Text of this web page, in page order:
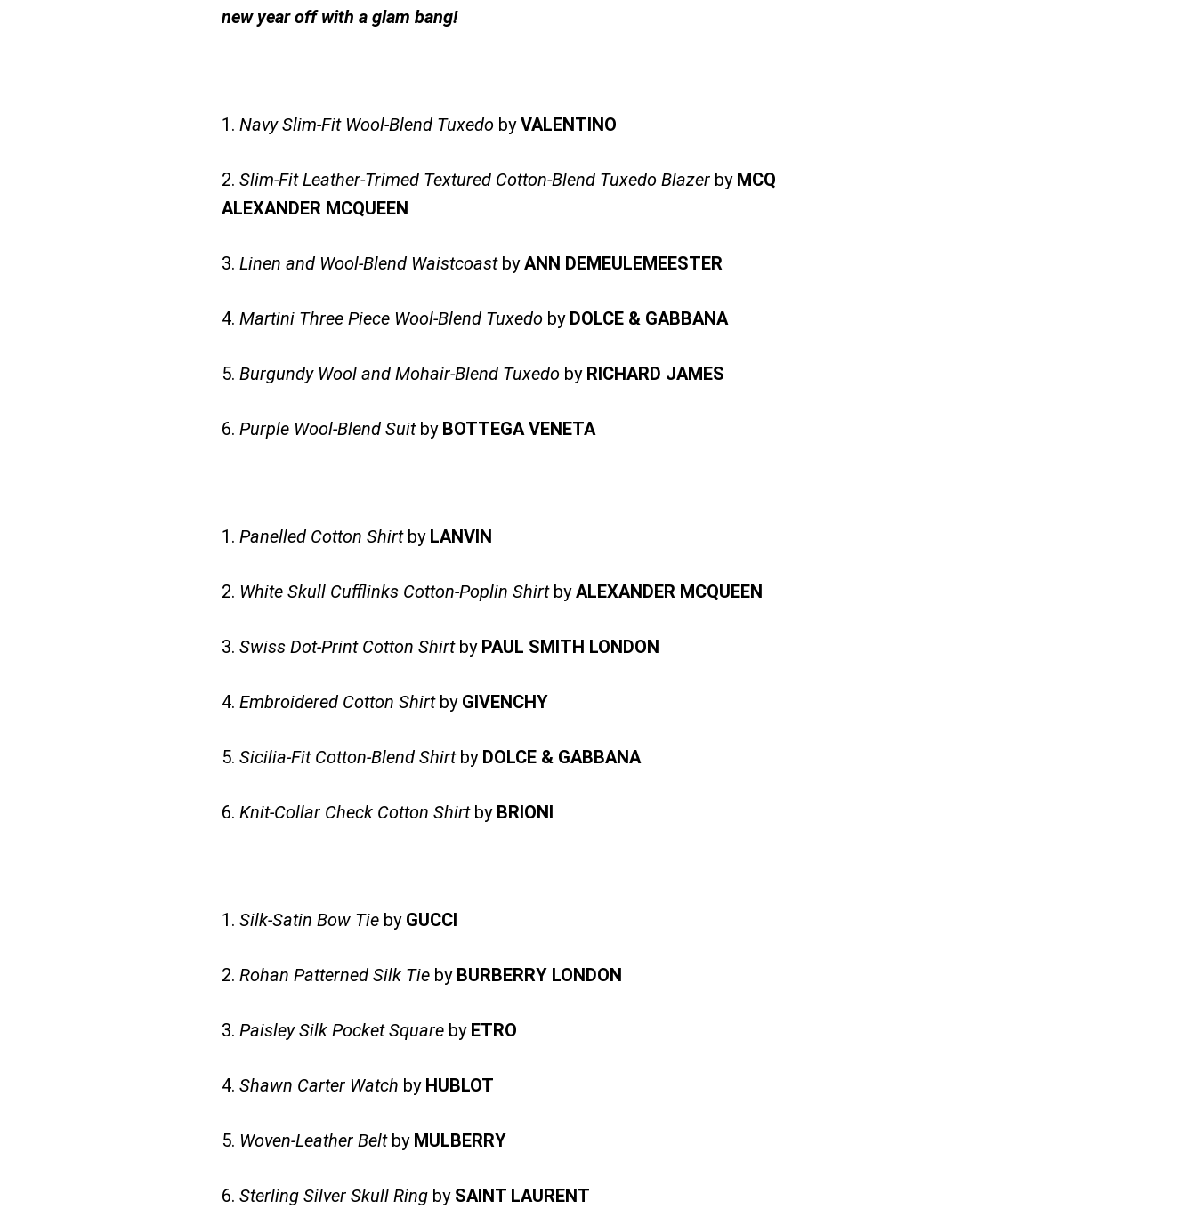
new year off with a glam bang!
1. Navy Slim-Fit Wool-Blend TuxedobyVALENTINO
2. Slim-Fit Leather-Trimed Textured Cotton-Blend Tuxedo Blazerby MCQ
ALEXANDER MCQUEEN
3. Linen and Wool-Blend WaistcoastbyANN DEMEULEMEESTER
4. Martini Three Piece Wool-Blend Tuxedoby DOLCE & GABBANA
5. Burgundy Wool and Mohair-Blend Tuxedoby RICHARD JAMES
6. Purple Wool-Blend Suit by BOTTEGA VENETA
1. Panelled Cotton Shirtby LANVIN
2. White Skull Cufflinks Cotton-Poplin Shirt byALEXANDER MCQUEEN
3. Swiss Dot-Print Cotton Shirtby PAUL SMITH LONDON
4. Embroidered Cotton Shirt by GIVENCHY
5. Sicilia-Fit Cotton-Blend Shirtby DOLCE & GABBANA
6. Knit-Collar Check Cotton Shirtby BRIONI
1. Silk-Satin Bow Tieby GUCCI
2. Rohan Patterned Silk Tie by BURBERRY LONDON
3. Paisley Silk Pocket Squareby ETRO
4. Shawn Carter Watch by HUBLOT
5. Woven-Leather Beltby MULBERRY
6. Sterling Silver Skull Ringby SAINT LAURENT